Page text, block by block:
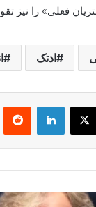
فعلی» را نیز
ادتک
X لینکدین